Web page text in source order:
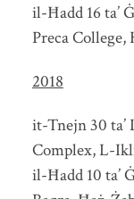
il-Ħadd 16 ta’
Preca
2018
it-Tnejn 30
Complex, L-
il-Ħadd 10 ta’